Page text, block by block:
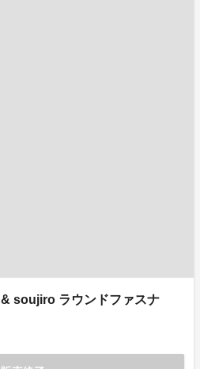
& soujiro ラウンドファスナ